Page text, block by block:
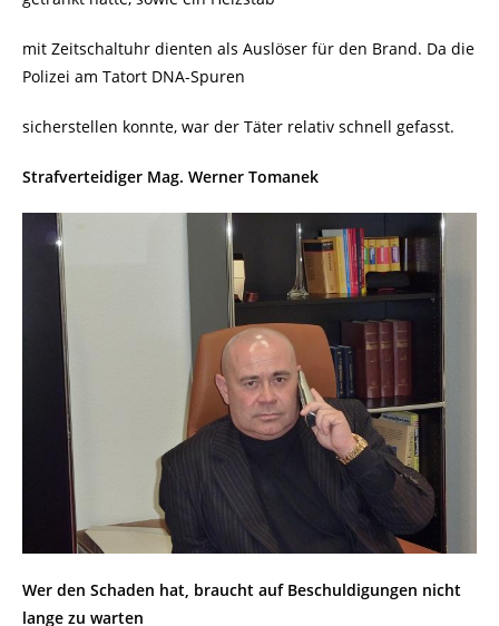
mit Zeitschaltuhr dienten als Auslöser für den Brand. Da die
Polizei am Tatort DNA-Spuren
sicherstellen konnte, war der Täter relativ schnell gefasst.
Strafverteidiger Mag. Werner Tomanek
Wer den Schaden hat, braucht auf Beschuldigungen nicht
lange zu warten